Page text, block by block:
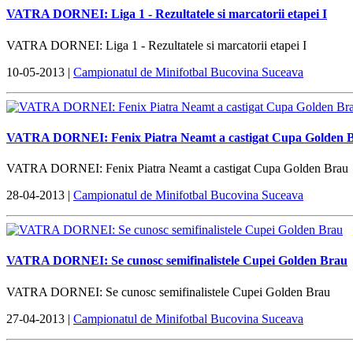
VATRA DORNEI: Liga 1 - Rezultatele si marcatorii etapei I
VATRA DORNEI: Liga 1 - Rezultatele si marcatorii etapei I
10-05-2013 | Campionatul de Minifotbal Bucovina Suceava
VATRA DORNEI: Fenix Piatra Neamt a castigat Cupa Golden
VATRA DORNEI: Fenix Piatra Neamt a castigat Cupa Golden Brau
28-04-2013 | Campionatul de Minifotbal Bucovina Suceava
VATRA DORNEI: Se cunosc semifinalistele Cupei Golden Brau
VATRA DORNEI: Se cunosc semifinalistele Cupei Golden Brau
27-04-2013 | Campionatul de Minifotbal Bucovina Suceava